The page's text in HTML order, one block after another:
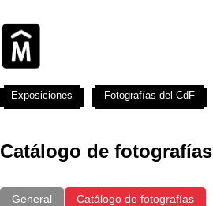
Catálogo de fotografías
General Catálogo de fotografías
Exposiciones Fotografías del CdF